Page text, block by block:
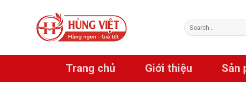
Search
for:
Trang chủ Giới thiệu Sản